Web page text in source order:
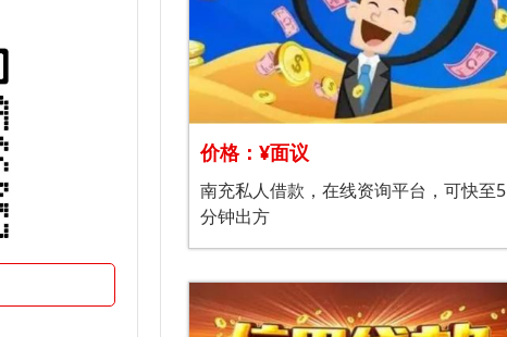
价格：¥面议
南充私人借款，在线资询平台，可快至5
分钟出方